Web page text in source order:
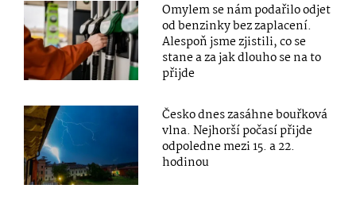
Omylem se nám podařilo odjet
od benzinky bez zaplacení.
Alespoň jsme zjistili, co se
stane a za jak dlouho se na to
přijde
Česko dnes zasáhne bouřková
vlna. Nejhorší počasí přijde
odpoledne mezi 15. a 22.
hodinou